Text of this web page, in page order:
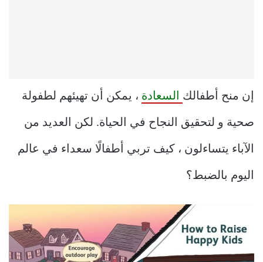
إن منح أطفالك السعادة ، يمكن أن تهيئهم لطفولة
صحية و لتحقيق النجاح في الحياة. لكن العديد من
الآباء يتساءلون ، كيف تربي أطفالًا سعداء في عالم
اليوم بالضبط؟